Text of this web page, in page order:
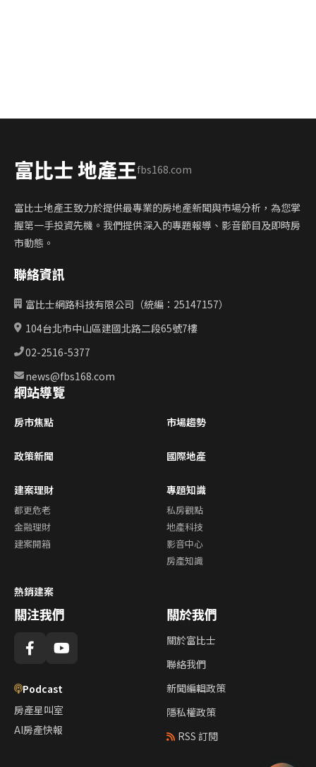
富比士 地產王fbs168.com
富比士地產王致力於提供最專業的房地產新聞與市場分析，為您掌
握第一手投資先機。我們提供深入的專題報導、影音節目及即時房
市動態。
聯絡資訊
富比士網路科技有限公司（統編：25147157）
104台北市中山區建國北路二段65號7樓
02-2516-5377
news@fbs168.com
網站導覽
房市焦點 市場趨勢
政策新聞 國際地產
建案理財
都更危老
金融理財
建案開箱
專題知識
私房觀點
地產科技
影音中心
房產知識
熱銷建案
關注我們
Podcast
房產星叫室
AI房產快報
關於我們
關於富比士
聯絡我們
新聞編輯政策
隱私權政策
RSS 訂閱